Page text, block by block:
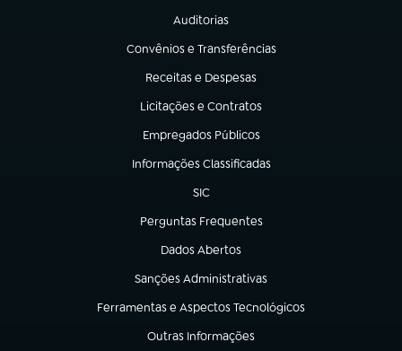
Auditorias
(abre em nova aba)
Convênios e Transferências
(abre em nova aba)
Receitas e Despesas
(abre em nova aba)
Licitações e Contratos
(abre em nova aba)
Empregados Públicos
(abre em nova aba)
Informações Classificadas
(abre em nova aba)
SIC
(abre em nova aba)
Perguntas Frequentes
(abre em nova aba)
Dados Abertos
(abre em nova aba)
Sanções Administrativas
(abre em nova aba)
Ferramentas e Aspectos Tecnológicos
(abre em nova aba)
Outras Informações
(abre em nova aba)